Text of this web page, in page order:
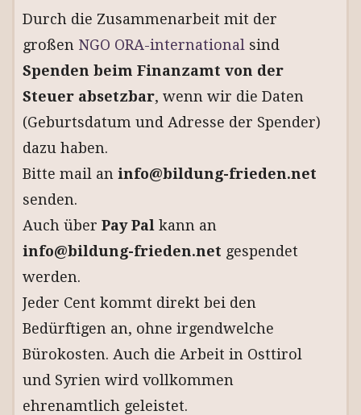
Durch die Zusammenarbeit mit der
großen NGO ORA-international sind
Spenden beim Finanzamt von der
Steuer absetzbar, wenn wir die Daten
(Geburtsdatum und Adresse der Spender)
dazu haben.
Bitte mail an info@bildung-frieden.net
senden.
Auch über Pay Pal kann an
info@bildung-frieden.net gespendet
werden.
Jeder Cent kommt direkt bei den
Bedürftigen an, ohne irgendwelche
Bürokosten. Auch die Arbeit in Osttirol
und Syrien wird vollkommen
ehrenamtlich geleistet.